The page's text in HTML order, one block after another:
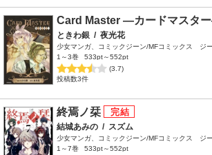
Card Master ―カードマスタ
ときわ銀 / 夜光花
少女マンガ、コミックジーン/MFコミックス ジ
1～3巻
533pt～552pt
(3.7)
投稿数3件
終焉ノ栞
結城あみの / スズム
少女マンガ、コミックジーン/MFコミックス ジ
1～7巻
533pt～552pt